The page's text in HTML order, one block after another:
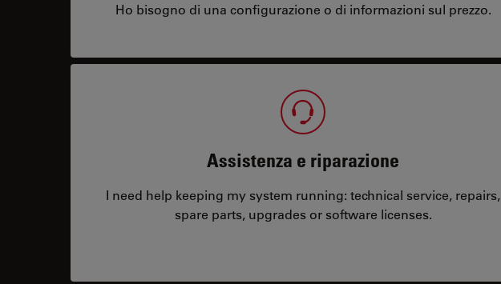
Ho bisogno di una configurazione o di informazioni sul prezzo.
Assistenza e riparazione
I need help keeping my system running: technical service, repairs,
spare parts, upgrades or software licenses.